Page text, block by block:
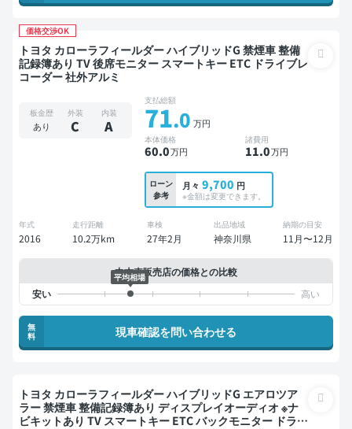
価格交渉OK
トヨタ カローラフィールダー ハイブリッドG 禁煙車 整備
記録簿あり TV 後席モニター スマートキー ETC ドライブレ
コーダー 社外アルミ
板金歴
あり
外装
C
内装
A
支払総額
71.0 万円
本体価格
60.0万円
諸費用
11.0万円
ローン
参考
月々 9,700 円
※金額は変更できます。
年式
2016
走行距離
10.2万km
車検
27年2月
出品地域
神奈川県
納期の目安
11月〜12月
中古車販売店の価格との比較
平均相場
無
料
現車確認を問い合わせる
トヨタ カローラフィールダー ハイブリッドG エアロツア
ラー 禁煙車 整備記録簿あり ディスプレイオーディオ ※ナ
ビキットあり TV スマートキー ETC バックモニター ドライ